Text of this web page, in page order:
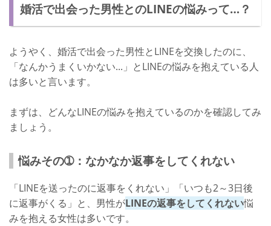
LINEで婚活成功した人の体験談
LINEの話題作りはかなり重要！
婚活で出会った男性とのLINEの悩みって…？
ようやく、婚活で出会った男性とLINEを交換したのに、
「なんかうまくいかない...」とLINEの悩みを抱えている人
は多いと言います。
まずは、どんなLINEの悩みを抱えているのかを確認してみ
ましょう。
悩みその➀：なかなか返事をしてくれない
「LINEを送ったのに返事をくれない」「いつも2～3日後
に返事がくる」と、男性がLINEの返事をしてくれない悩
みを抱える女性は多いです。